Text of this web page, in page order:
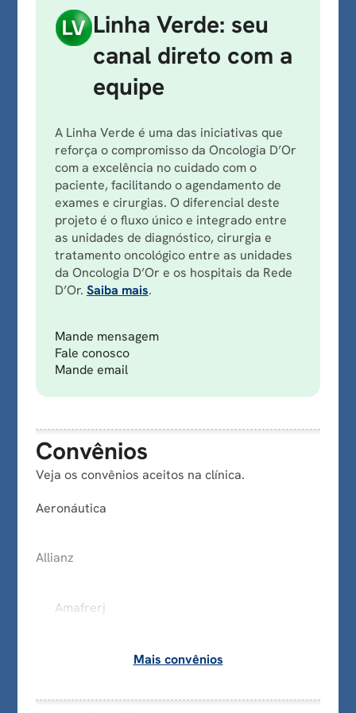
Linha Verde: seu
canal direto com a
equipe
A Linha Verde é uma das iniciativas que
reforça o compromisso da Oncologia D’Or
com a excelência no cuidado com o
paciente, facilitando o agendamento de
exames e cirurgias. O diferencial deste
projeto é o fluxo único e integrado entre
as unidades de diagnóstico, cirurgia e
tratamento oncológico entre as unidades
da Oncologia D’Or e os hospitais da Rede
D’Or. Saiba mais.
Mande mensagem
Fale conosco
Mande email
Convênios
Veja os convênios aceitos na clínica.
Aeronáutica
Allianz
Amafrerj
Banco CentralMais convênios